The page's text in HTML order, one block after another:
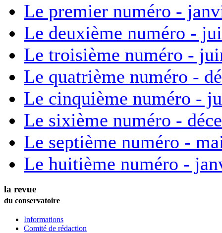
Le premier numéro -
Le deuxième numéro -
Le troisième numéro -
Le quatrième numéro -
Le cinquième numéro -
Le sixième numéro -
Le septième numéro -
Le huitième numéro -
la revue
du conservatoire
Informations
Comité de rédaction